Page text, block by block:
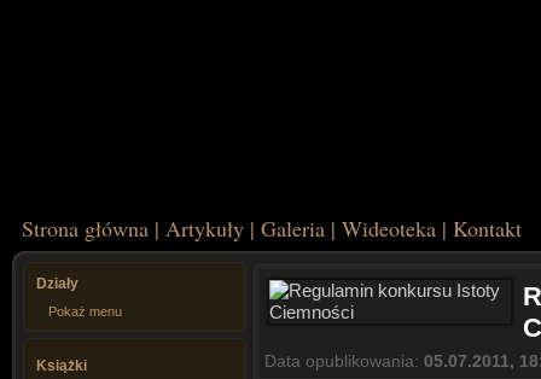
Strona główna | Artykuły | Galeria | Wideoteka | Kontakt
Działy
Pokaż menu
Książki Data opublikowania: 05.07.2011,